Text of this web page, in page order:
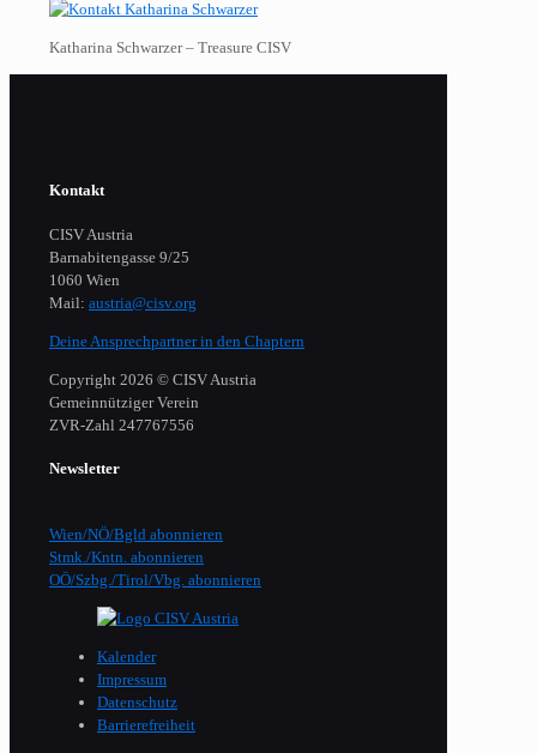
Katharina Schwarzer – Treasure CISV
Kontakt
CISV Austria
Barnabitengasse 9/25
1060 Wien
Mail: austria@cisv.org
Deine Ansprechpartner in den Chaptern
Copyright 2026 © CISV Austria
Gemeinnütziger Verein
​ZVR-Zahl 247767556
Newsletter
Wien/NÖ/Bgld abonnieren
Stmk./Kntn. abonnieren
OÖ/Szbg./Tirol/Vbg. abonnieren
Kalender
Impressum
Datenschutz
Barrierefreiheit